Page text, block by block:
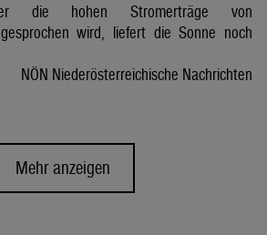
die hohen Stromerträge von
wird, liefert die Sonne noch
NÖN Niederösterreichische Nachrichten
Mehr anzeigen